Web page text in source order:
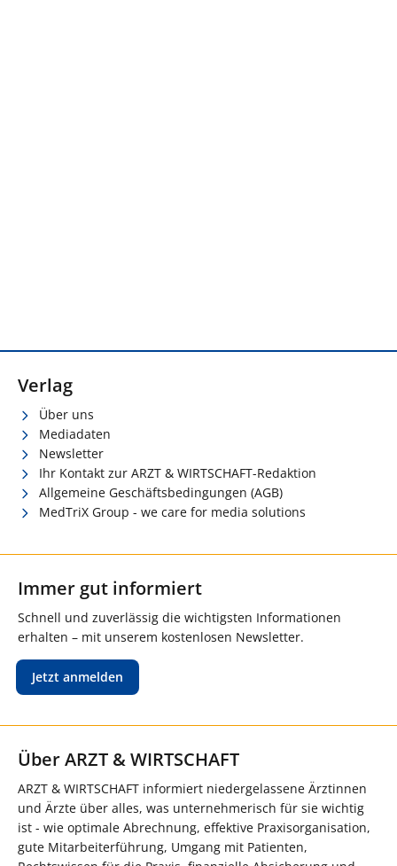
Verlag
Über uns
Mediadaten
Newsletter
Ihr Kontakt zur ARZT & WIRTSCHAFT-Redaktion
Allgemeine Geschäftsbedingungen (AGB)
MedTriX Group - we care for media solutions
Immer gut informiert
Schnell und zuverlässig die wichtigsten Informationen
erhalten – mit unserem kostenlosen Newsletter.
Jetzt anmelden
Über ARZT & WIRTSCHAFT
ARZT & WIRTSCHAFT informiert niedergelassene Ärztinnen
und Ärzte über alles, was unternehmerisch für sie wichtig
ist - wie optimale Abrechnung, effektive Praxisorganisation,
gute Mitarbeiterführung, Umgang mit Patienten,